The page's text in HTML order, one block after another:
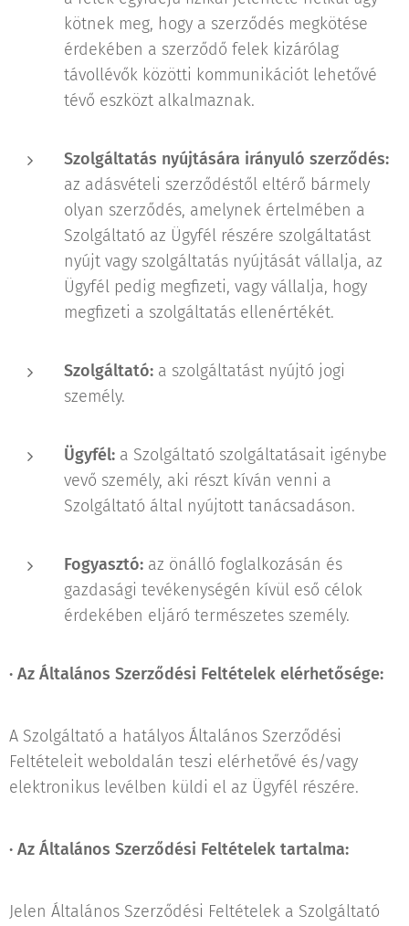
kötnek meg, hogy a szerződés megkötése
érdekében a szerződő felek kizárólag
távollévők közötti kommunikációt lehetővé
tévő eszközt alkalmaznak.
Szolgáltatás nyújtására irányuló szerződés:
az adásvételi szerződéstől eltérő bármely
olyan szerződés, amelynek értelmében a
Szolgáltató az Ügyfél részére szolgáltatást
nyújt vagy szolgáltatás nyújtását vállalja, az
Ügyfél pedig megfizeti, vagy vállalja, hogy
megfizeti a szolgáltatás ellenértékét.
Szolgáltató: a szolgáltatást nyújtó jogi
személy.
Ügyfél: a Szolgáltató szolgáltatásait igénybe
vevő személy, aki részt kíván venni a
Szolgáltató által nyújtott tanácsadáson.
Fogyasztó: az önálló foglalkozásán és
gazdasági tevékenységén kívül eső célok
érdekében eljáró természetes személy.
· Az Általános Szerződési Feltételek elérhetősége:
A Szolgáltató a hatályos Általános Szerződési
Feltételeit weboldalán teszi elérhetővé és/vagy
elektronikus levélben küldi el az Ügyfél részére.
· Az Általános Szerződési Feltételek tartalma:
Jelen Általános Szerződési Feltételek a Szolgáltató